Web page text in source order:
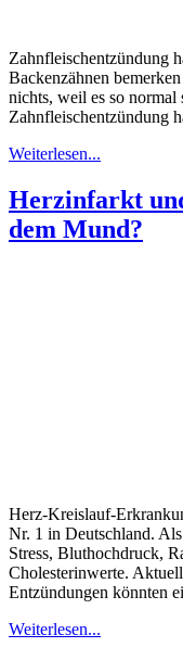
Zahnfleischentzündung
Backenzähnen
nichts, weil es so normal
Zahnfleischentzündung
Weiterlesen...
Herzinfarkt
dem Mund?
Herz-Kreislauf-
Nr. 1 in Deutschland.
Stress, Bluthochdruck,
Cholesterinwerte.
Entzündungen könnten
Weiterlesen...